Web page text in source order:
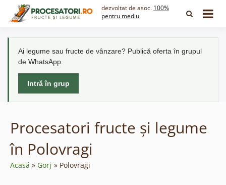
dezvoltat de asoc. 100%
pentru mediu
Ai legume sau fructe de vânzare? Publică oferta în grupul
de WhatsApp.
Intră în grup
Procesatori fructe și legume
în Polovragi
Acasă Gorj Polovragi